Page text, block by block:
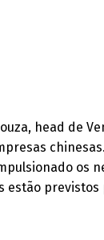
head de
os
estão